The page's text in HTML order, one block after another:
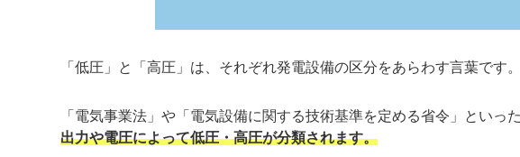
「低圧」と「高圧」は、それぞれ発電設備の区分をあらわす言葉です。
「電気事業法」や「電気設備に関する技術基準を定める省令」といっ
出力や電圧によって低圧・高圧が分類されます。